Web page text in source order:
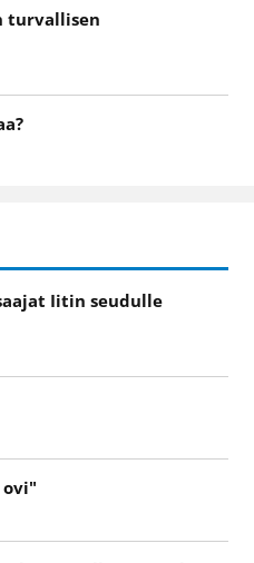
turvallisen
Iitin seudulle
ovi"